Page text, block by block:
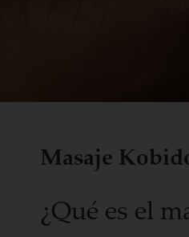
Masaje
¿Qué es el